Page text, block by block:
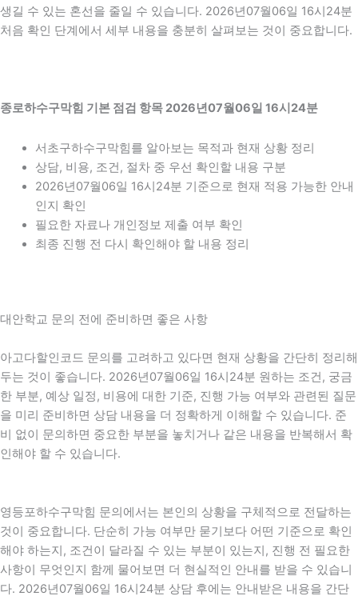
생길 수 있는 혼선을 줄일 수 있습니다. 2026년07월06일 16시24분
처음 확인 단계에서 세부 내용을 충분히 살펴보는 것이 중요합니다.
종로하수구막힘 기본 점검 항목 2026년07월06일 16시24분
서초구하수구막힘를 알아보는 목적과 현재 상황 정리
상담, 비용, 조건, 절차 중 우선 확인할 내용 구분
2026년07월06일 16시24분 기준으로 현재 적용 가능한 안내
인지 확인
필요한 자료나 개인정보 제출 여부 확인
최종 진행 전 다시 확인해야 할 내용 정리
대안학교 문의 전에 준비하면 좋은 사항
아고다할인코드 문의를 고려하고 있다면 현재 상황을 간단히 정리해
두는 것이 좋습니다. 2026년07월06일 16시24분 원하는 조건, 궁금
한 부분, 예상 일정, 비용에 대한 기준, 진행 가능 여부와 관련된 질문
을 미리 준비하면 상담 내용을 더 정확하게 이해할 수 있습니다. 준
비 없이 문의하면 중요한 부분을 놓치거나 같은 내용을 반복해서 확
인해야 할 수 있습니다.
영등포하수구막힘 문의에서는 본인의 상황을 구체적으로 전달하는
것이 중요합니다. 단순히 가능 여부만 묻기보다 어떤 기준으로 확인
해야 하는지, 조건이 달라질 수 있는 부분이 있는지, 진행 전 필요한
사항이 무엇인지 함께 물어보면 더 현실적인 안내를 받을 수 있습니
다. 2026년07월06일 16시24분 상담 후에는 안내받은 내용을 간단